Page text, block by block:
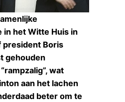
het Witte Huis in
Boris
gehouden
wat
aan het lachen
beter om te